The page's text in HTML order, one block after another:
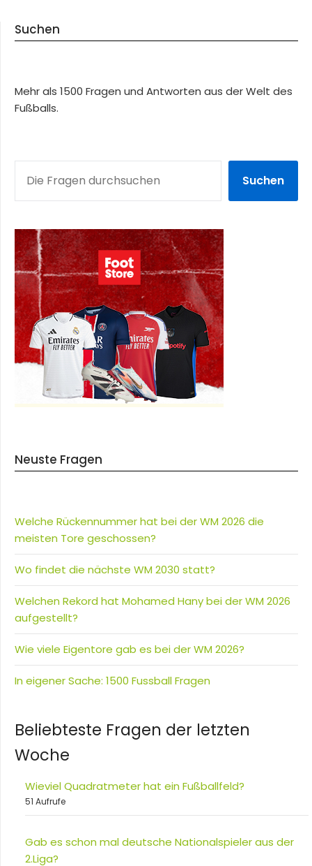
Suchen
Mehr als 1500 Fragen und Antworten aus der Welt des
Fußballs.
Suchen
Neuste Fragen
Welche Rückennummer hat bei der WM 2026 die
meisten Tore geschossen?
Wo findet die nächste WM 2030 statt?
Welchen Rekord hat Mohamed Hany bei der WM 2026
aufgestellt?
Wie viele Eigentore gab es bei der WM 2026?
In eigener Sache: 1500 Fussball Fragen
Beliebteste Fragen der letzten
Woche
Wieviel Quadratmeter hat ein Fußballfeld?
51 Aufrufe
Gab es schon mal deutsche Nationalspieler aus der
2.Liga?